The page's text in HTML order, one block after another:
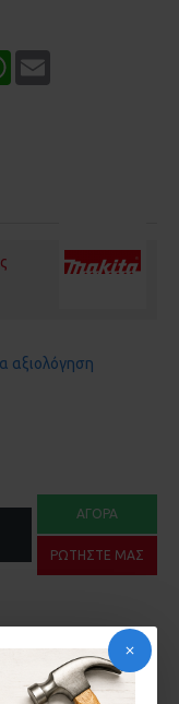
WhatsApp
αξιολόγηση
ΑΓΟΡΆ
ΡΩΤΉΣΤΕ ΜΑΣ